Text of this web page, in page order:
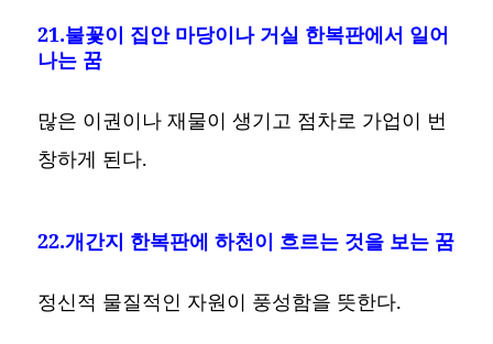
21.불꽃이 집안 마당이나 거실 한복판에서 일어
나는 꿈
많은 이권이나 재물이 생기고 점차로 가업이 번
창하게 된다.
22.개간지 한복판에 하천이 흐르는 것을 보는 꿈
정신적 물질적인 자원이 풍성함을 뜻한다.